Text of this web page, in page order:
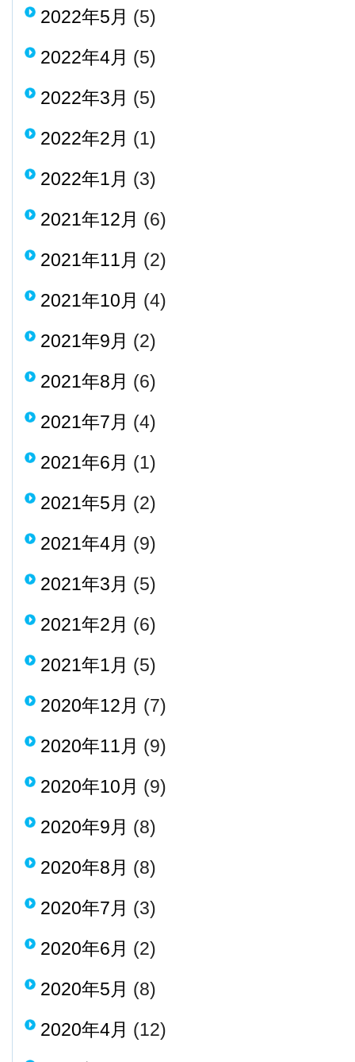
2022年5月 (5)
2022年4月 (5)
2022年3月 (5)
2022年2月 (1)
2022年1月 (3)
2021年12月 (6)
2021年11月 (2)
2021年10月 (4)
2021年9月 (2)
2021年8月 (6)
2021年7月 (4)
2021年6月 (1)
2021年5月 (2)
2021年4月 (9)
2021年3月 (5)
2021年2月 (6)
2021年1月 (5)
2020年12月 (7)
2020年11月 (9)
2020年10月 (9)
2020年9月 (8)
2020年8月 (8)
2020年7月 (3)
2020年6月 (2)
2020年5月 (8)
2020年4月 (12)